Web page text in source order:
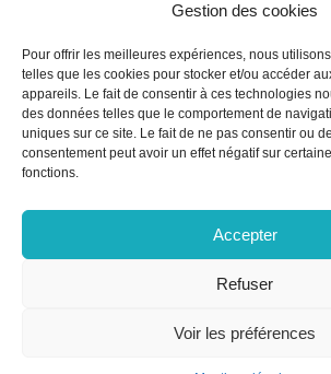
Gestion des cookies
Pour offrir les meilleures expériences, nous
telles que les cookies pour stocker et/ou accéder
appareils. Le fait de consentir à ces technologies
des données telles que le comportement de
uniques sur ce site. Le fait de ne pas consentir ou
consentement peut avoir un effet négatif sur
fonctions.
Accepter
Refuser
Voir les préférences
Liens
Blog
Contact
Mentions légales
Plan du site
Télécharger mon CV
Réseaux sociaux